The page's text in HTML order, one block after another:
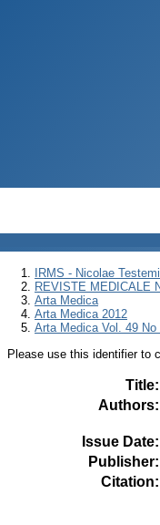
IRMS - Nicolae
REVISTE MEDICALE
Arta Medica
Arta Medica 2012
Arta Medica Vol. 49
Please use this identifier to
Title:
Authors:
Issue Date:
Publisher:
Citation: